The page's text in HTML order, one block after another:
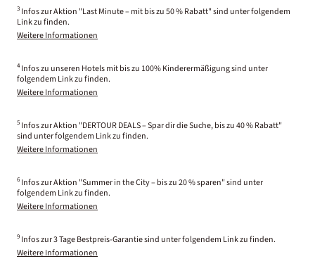
3 Infos zur Aktion "Last Minute – mit bis zu 50 % Rabatt" sind unter folgendem
Link zu finden.
Weitere Informationen
4 Infos zu unseren Hotels mit bis zu 100% Kinderermäßigung sind unter
folgendem Link zu finden.
Weitere Informationen
5 Infos zur Aktion "DERTOUR DEALS – Spar dir die Suche, bis zu 40 % Rabatt"
sind unter folgendem Link zu finden.
Weitere Informationen
6 Infos zur Aktion "Summer in the City – bis zu 20 % sparen" sind unter
folgendem Link zu finden.
Weitere Informationen
9 Infos zur 3 Tage Bestpreis-Garantie sind unter folgendem Link zu finden.
Weitere Informationen